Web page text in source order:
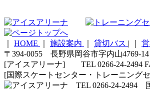
HOME 施設案内 貸切バス |
〒394-0055 長野県岡谷市字内山4769-
[アイスアリーナ] TEL 0266-24-2494
[国際スケートセンター・トレーニング